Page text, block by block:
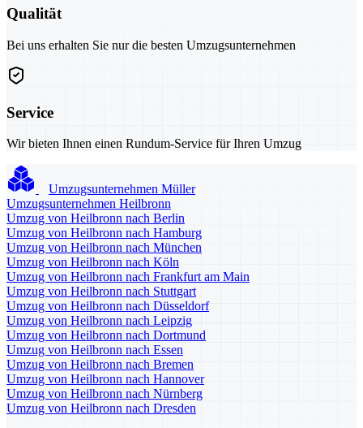
Qualität
Bei uns erhalten Sie nur die besten Umzugsunternehmen
Service
Wir bieten Ihnen einen Rundum-Service für Ihren Umzug
Umzugsunternehmen Müller
Umzugsunternehmen Heilbronn
Umzug von Heilbronn nach Berlin
Umzug von Heilbronn nach Hamburg
Umzug von Heilbronn nach München
Umzug von Heilbronn nach Köln
Umzug von Heilbronn nach Frankfurt am Main
Umzug von Heilbronn nach Stuttgart
Umzug von Heilbronn nach Düsseldorf
Umzug von Heilbronn nach Leipzig
Umzug von Heilbronn nach Dortmund
Umzug von Heilbronn nach Essen
Umzug von Heilbronn nach Bremen
Umzug von Heilbronn nach Hannover
Umzug von Heilbronn nach Nürnberg
Umzug von Heilbronn nach Dresden